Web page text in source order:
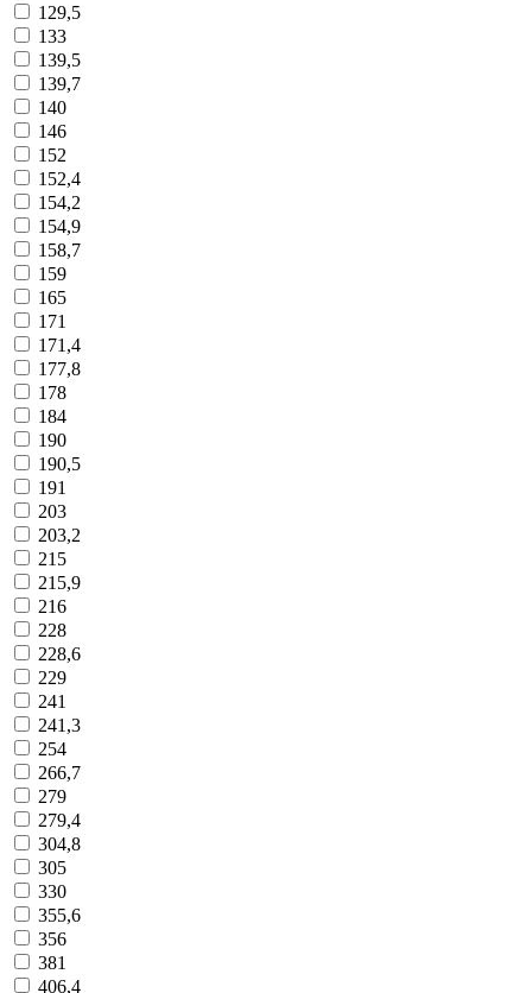
129,5
133
139,5
139,7
140
146
152
152,4
154,2
154,9
158,7
159
165
171
171,4
177,8
178
184
190
190,5
191
203
203,2
215
215,9
216
228
228,6
229
241
241,3
254
266,7
279
279,4
304,8
305
330
355,6
356
381
406,4